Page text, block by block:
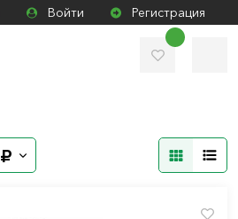
Войти Регистрация